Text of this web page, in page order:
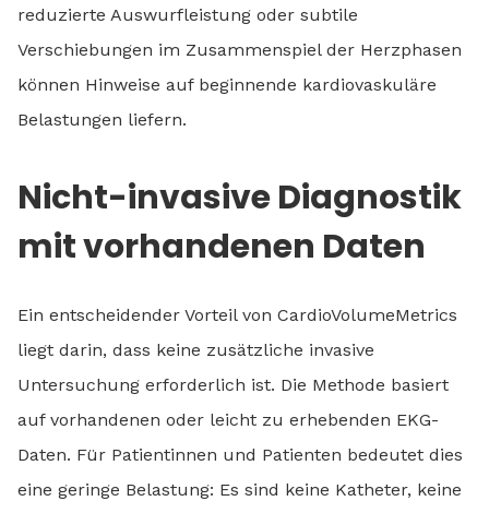
reduzierte Auswurfleistung oder subtile
Verschiebungen im Zusammenspiel der Herzphasen
können Hinweise auf beginnende kardiovaskuläre
Belastungen liefern.
Nicht-invasive Diagnostik
mit vorhandenen Daten
Ein entscheidender Vorteil von CardioVolumeMetrics
liegt darin, dass keine zusätzliche invasive
Untersuchung erforderlich ist. Die Methode basiert
auf vorhandenen oder leicht zu erhebenden EKG-
Daten. Für Patientinnen und Patienten bedeutet dies
eine geringe Belastung: Es sind keine Katheter, keine